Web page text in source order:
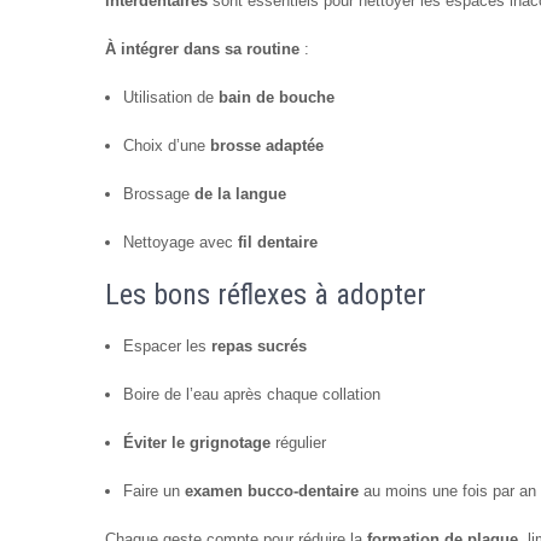
À intégrer dans sa routine :
Utilisation de bain de bouche
Choix d’une brosse adaptée
Brossage de la langue
Nettoyage avec fil dentaire
Les bons réflexes à adopter
Espacer les repas sucrés
Boire de l’eau après chaque collation
Éviter le grignotage régulier
Faire un examen bucco-dentaire au moins une fois par an